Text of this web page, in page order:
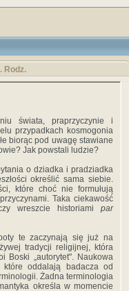
Rodz.
świata, praprzyczynie i
przypadkach kosmogonia
biorąc pod uwagę stawiane
Jak powstali ludzie?
o dziadka i pradziadka
określić sama siebie.
które choć nie formułują
Taka ciekawość
wreszcie historiami par
te zaczynają się już na
tradycji religijnej, która
Boski „autorytet". Naukowa
oddalają badacza od
Żadna terminologia
określa w momencie